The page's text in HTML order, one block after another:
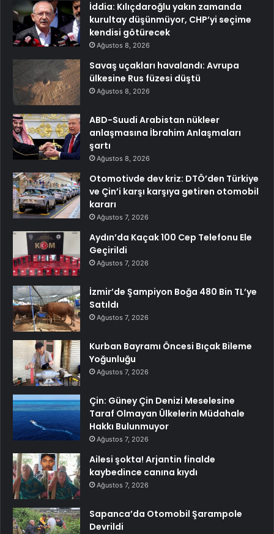
İddia: Kılıçdaroğlu yakın zamanda
kurultay düşünmüyor, CHP’yi seçime
kendisi götürecek
Ağustos 8, 2026
Savaş uçakları havalandı: Avrupa
ülkesine Rus füzesi düştü
Ağustos 8, 2026
ABD-Suudi Arabistan nükleer
anlaşmasına İbrahim Anlaşmaları
şartı
Ağustos 8, 2026
Otomotivde dev kriz: DTÖ’den Türkiye
ve Çin’i karşı karşıya getiren otomobil
kararı
Ağustos 7, 2026
Aydın’da Kaçak 100 Cep Telefonu Ele
Geçirildi
Ağustos 7, 2026
İzmir’de Şampiyon Boğa 480 Bin TL’ye
Satıldı
Ağustos 7, 2026
Kurban Bayramı Öncesi Bıçak Bileme
Yoğunluğu
Ağustos 7, 2026
Çin: Güney Çin Denizi Meselesine
Taraf Olmayan Ülkelerin Müdahale
Hakkı Bulunmuyor
Ağustos 7, 2026
Ailesi şokta! Arjantin finalde
kaybedince canına kıydı
Ağustos 7, 2026
Sapanca’da Otomobil Şarampole
Devrildi